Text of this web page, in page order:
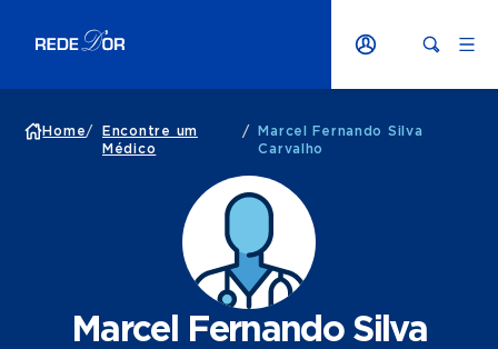
Home/
Encontre um
Médico
/
Marcel Fernando Silva
Carvalho
Marcel Fernando Silva